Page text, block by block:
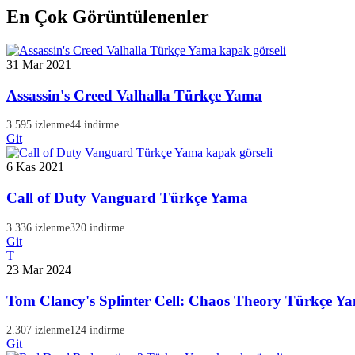
En Çok Görüntülenenler
31 Mar 2021
Assassin's Creed Valhalla Türkçe Yama
3.595 izlenme44 indirme
Git
6 Kas 2021
Call of Duty Vanguard Türkçe Yama
3.336 izlenme320 indirme
Git
T
23 Mar 2024
Tom Clancy's Splinter Cell: Chaos Theory Türkçe
2.307 izlenme124 indirme
Git